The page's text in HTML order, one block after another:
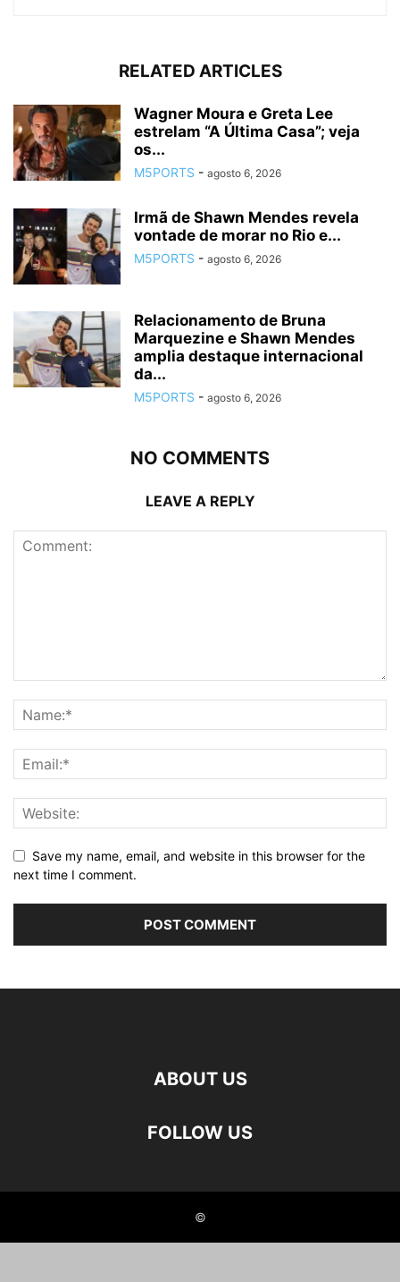
RELATED ARTICLES
Wagner Moura e Greta Lee
estrelam “A Última Casa”; veja
os...
M5PORTS - agosto 6, 2026
Irmã de Shawn Mendes revela
vontade de morar no Rio e...
M5PORTS - agosto 6, 2026
Relacionamento de Bruna
Marquezine e Shawn Mendes
amplia destaque internacional
da...
M5PORTS - agosto 6, 2026
NO COMMENTS
LEAVE A REPLY
Save my name, email, and website in this browser for the
next time I comment.
ABOUT US
FOLLOW US
©